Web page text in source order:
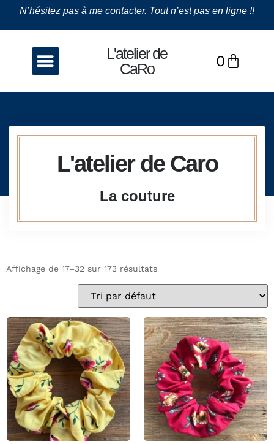
N’hésitez pas à me contacter. Tout n’est pas en ligne !!
L'atelier de
CaRo
0
L'atelier de Caro
La couture
Affichage de 17–32 sur 173 résultats